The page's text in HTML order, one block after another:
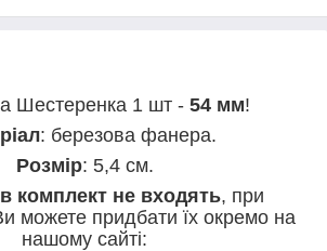
Шестеренка 1 шт - 54 мм!
: березова фанера.
Розмір: 5,4 см.
комплект не входять, при
можете придбати їх окремо на
нашому сайті: